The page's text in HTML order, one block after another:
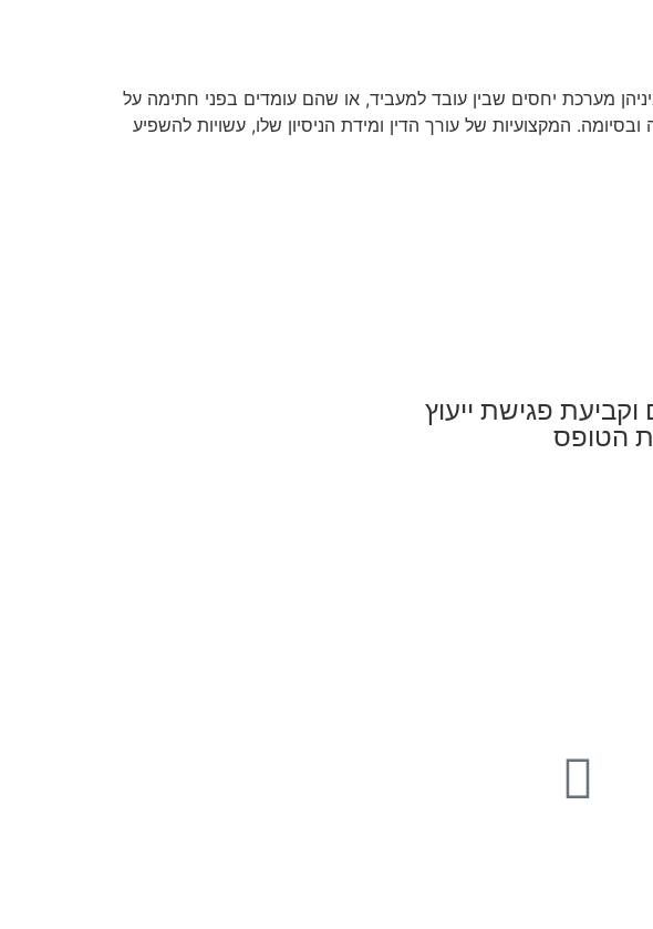
מערכת יחסים שבין עובד למעביד, או שהם עומדים בפני חתימה על
המקצועיות של עורך הדין ומידת הניסיון שלו, עשויות להשפיע
פגישת ייעוץ
הטופס